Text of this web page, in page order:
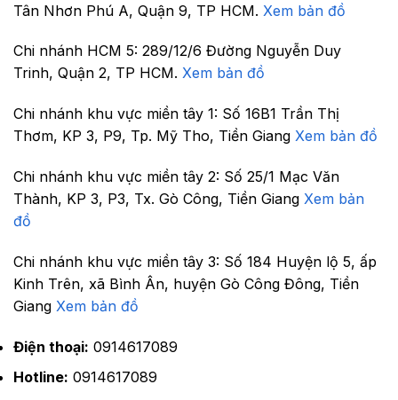
Tân Nhơn Phú A, Quận 9, TP HCM. Xem bản đồ
Chi nhánh HCM 5: 289/12/6 Đường Nguyễn Duy
Trinh, Quận 2, TP HCM. Xem bản đồ
Chi nhánh khu vực miền tây 1: Số 16B1 Trần Thị
Thơm, KP 3, P9, Tp. Mỹ Tho, Tiền Giang Xem bản đồ
Chi nhánh khu vực miền tây 2: Số 25/1 Mạc Văn
Thành, KP 3, P3, Tx. Gò Công, Tiền Giang Xem bản
đồ
Chi nhánh khu vực miền tây 3: Số 184 Huyện lộ 5, ấp
Kinh Trên, xã Bình Ân, huyện Gò Công Đông, Tiền
Giang Xem bản đồ
Điện thoại: 0914617089
Hotline: 0914617089